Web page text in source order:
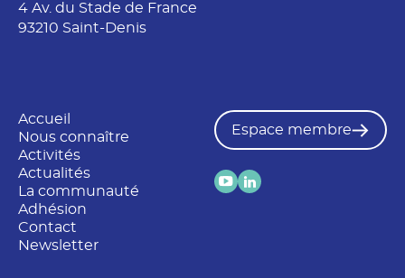
4 Av. du Stade de France
93210 Saint-Denis
Accueil
Nous connaître
Activités
Actualités
La communauté
Adhésion
Contact
Newsletter
Espace membre